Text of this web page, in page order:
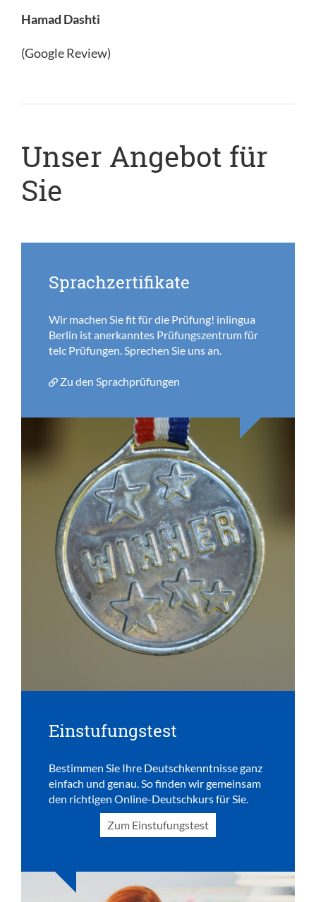
Hamad Dashti
(Google Review)
Unser Angebot für
Sie
Sprachzertifikate
Wir machen Sie fit für die Prüfung! inlingua
Berlin ist anerkanntes Prüfungszentrum für
telc Prüfungen. Sprechen Sie uns an.
Zu den Sprachprüfungen
Einstufungstest
Bestimmen Sie Ihre Deutschkenntnisse ganz
einfach und genau. So finden wir gemeinsam
den richtigen Online-Deutschkurs für Sie.
Zum Einstufungstest